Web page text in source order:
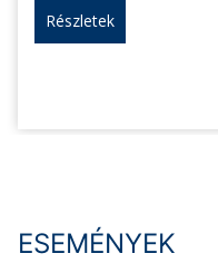
Részletek
ESEMÉNYEK